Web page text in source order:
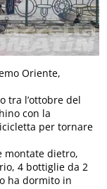
Oriente,
tra l’ottobre del
con la
per tornare
montate dietro,
4 bottiglie da 2
ha dormito in